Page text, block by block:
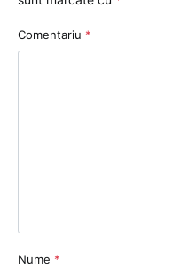
Comentariu *
Nume *